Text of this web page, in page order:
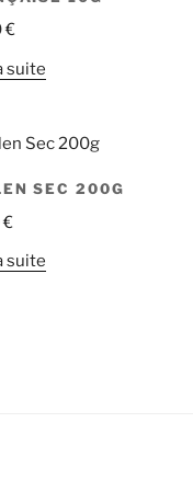
€
suite
SEC 200G
€
suite